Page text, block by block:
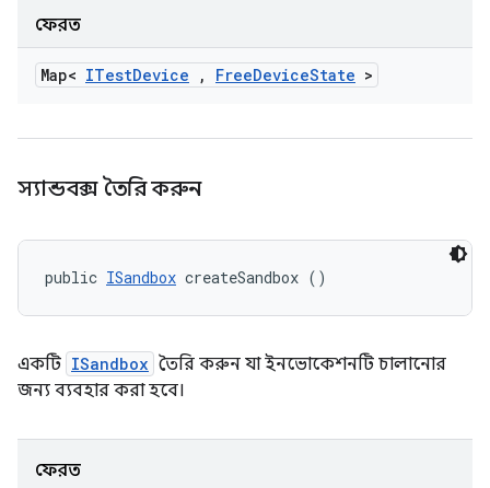
ফেরত
Map< ITestDevice , FreeDeviceState >
স্যান্ডবক্স তৈরি করুন
public ISandbox createSandbox ()
একটি ISandbox তৈরি করুন যা ইনভোকেশনটি চালানোর
জন্য ব্যবহার করা হবে।
ফেরত